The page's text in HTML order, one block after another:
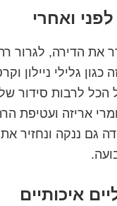
ואחרי
את הדירה, לגרור
כגון גלילי ניילון
הכל לרבות סידור
אריזה ועטיפת
גם ננקה ונחזיר
איכותיים